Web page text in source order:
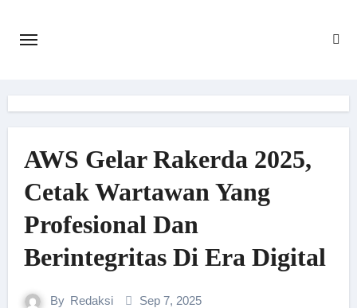
AWS Gelar Rakerda 2025,
Cetak Wartawan Yang
Profesional Dan
Berintegritas Di Era Digital
By Redaksi Sep 7, 2025